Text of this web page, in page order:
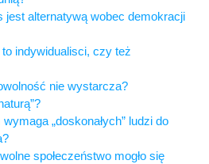
jest alternatywą wobec demokracji
indywidualisci, czy też
nie wystarcza?
„doskonałych” ludzi do
społeczeństwo mogło się